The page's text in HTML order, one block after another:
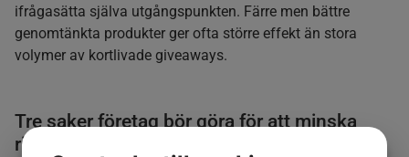
ifrågasätta själva utgångspunkten. Färre men bättre
genomtänkta produkter ger ofta större effekt än stora
volymer av kortlivade giveaways.
Tre saker företag bör göra för att minska
risker med giveaways